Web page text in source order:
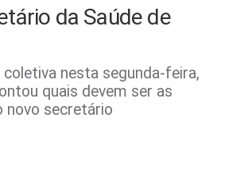
da Saúde de
nesta segunda-feira,
quais devem ser as
novo secretário